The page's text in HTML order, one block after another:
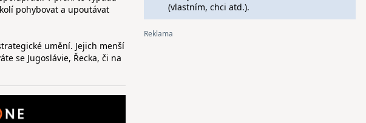
pohybovat a upoutávat
umění. Jejich menší
se Jugoslávie, Řecka, či na
(vlastním, chci atd.).